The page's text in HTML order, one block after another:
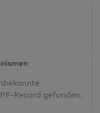
Record gefunden.